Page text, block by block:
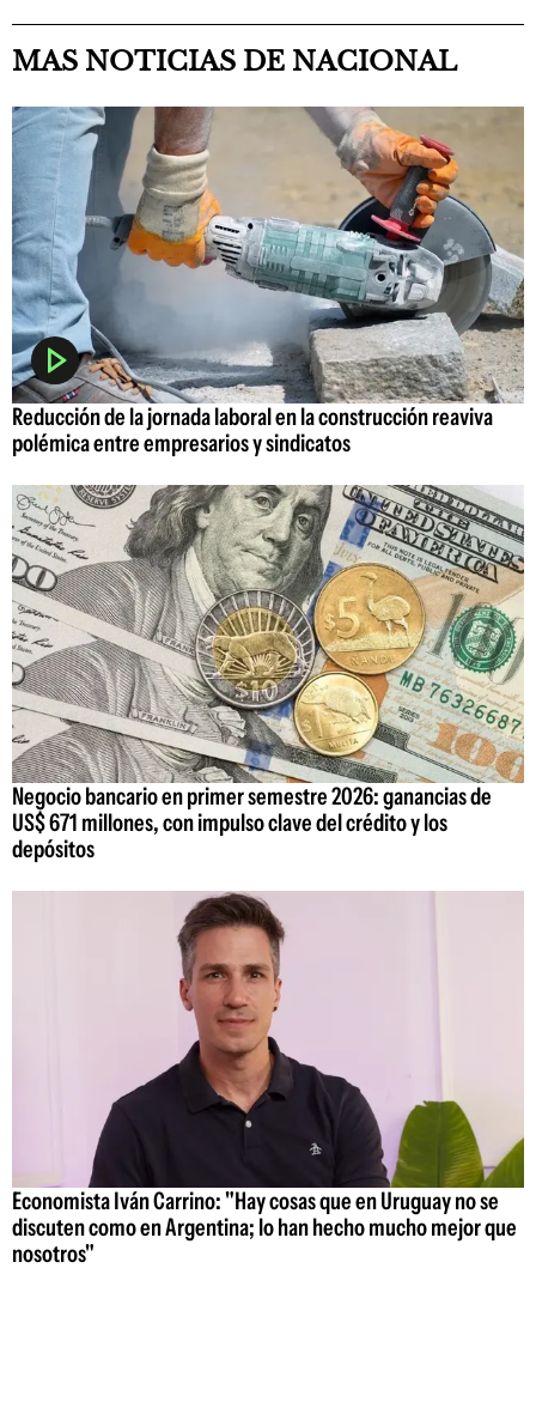
MAS NOTICIAS DE NACIONAL
Reducción de la jornada laboral en la construcción reaviva
polémica entre empresarios y sindicatos
Negocio bancario en primer semestre 2026: ganancias de
US$ 671 millones, con impulso clave del crédito y los
depósitos
Economista Iván Carrino: "Hay cosas que en Uruguay no se
discuten como en Argentina; lo han hecho mucho mejor que
nosotros"